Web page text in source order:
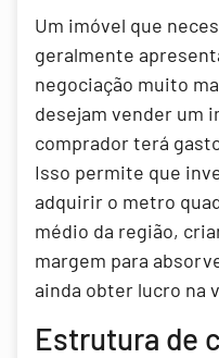
Um imóvel que
geralmente
negociação muito
desejam vender um
comprador terá
Isso permite que
adquirir o metro
médio da região,
margem para
ainda obter lucro na
Estrutura de